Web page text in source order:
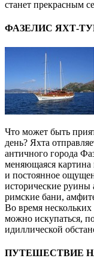
станет прекрасным
ФАЗЕЛИС ЯХТ-
Что может быть
день? Яхта
античного города
меняющаяся
и постоянное
исторические руины
римские бани,
Во время
можно искупаться,
идиллической
ПУТЕШЕСТВИЕ